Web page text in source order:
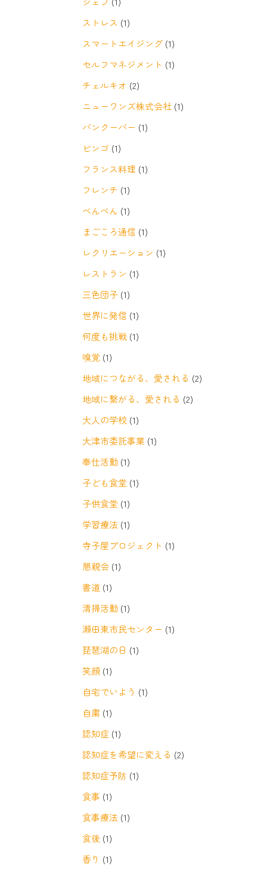
ストレス (1)
スマートエイジング (1)
セルフマネジメント (1)
チェルキオ (2)
ニューワンズ株式会社 (1)
バンクーバー (1)
ビンゴ (1)
フランス料理 (1)
フレンチ (1)
べんべん (1)
まごころ通信 (1)
レクリエーション (1)
レストラン (1)
三色団子 (1)
世界に発信 (1)
何度も挑戦 (1)
嗅覚 (1)
地域につながる、愛される (2)
地域に繋がる、愛される (2)
大人の学校 (1)
大津市委託事業 (1)
奉仕活動 (1)
子ども食堂 (1)
子供食堂 (1)
学習療法 (1)
寺子屋プロジェクト (1)
懇親会 (1)
書道 (1)
清掃活動 (1)
瀬田東市民センター (1)
琵琶湖の日 (1)
笑顔 (1)
自宅でいよう (1)
自粛 (1)
認知症 (1)
認知症を希望に変える (2)
認知症予防 (1)
食事 (1)
食事療法 (1)
食後 (1)
香り (1)